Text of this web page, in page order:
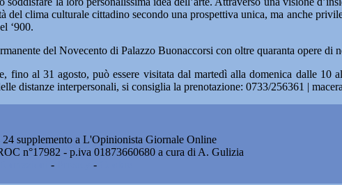
del clima culturale cittadino secondo una prospettiva unica, ma anche
‘900.
del Novecento di Palazzo Buonaccorsi con oltre quaranta opere di
fino al 31 agosto, può essere visitata dal martedì alla domenica dalle
distanze interpersonali, si consiglia la prenotazione: 0733/256361 |
supplemento a L'Opinionista Giornale Online
n°17982 - p.iva 01873660680 a cura di A. Gulizia
- -